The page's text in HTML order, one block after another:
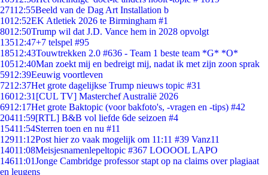
27112:55Beeld van de Dag Art Installation b
1012:52EK Atletiek 2026 te Birmingham #1
8012:50Trump wil dat J.D. Vance hem in 2028 opvolgt
13512:47+7 telspel #95
18512:43Touwtrekken 2.0 #636 - Team 1 beste team *G* *O*
10512:40Man zoekt mij en bedreigt mij, nadat ik met zijn zoon sprak
5912:39Eeuwig voortleven
7212:37Het grote dagelijkse Trump nieuws topic #31
16012:31 [CUL TV] Masterchef Australië 2026
6912:17Het grote Baktopic (voor bakfoto's, -vragen en -tips) #42
20411:59[RTL] B&B vol liefde 6de seizoen #4
15411:54Sterren toen en nu #11
12911:12Post hier zo vaak mogelijk om 11:11 #39 Vanz11
14011:08Meisjesnamenlepeltopic #367 LOOOOL LAPO
14611:01Jonge Cambridge professor stapt op na claims over plagiaat
en leugens